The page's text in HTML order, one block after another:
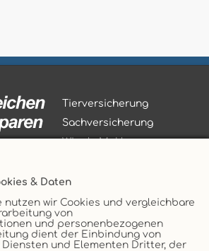
& Daten
nutzen wir Cookies und vergleichbare
von
und personenbezogenen
dient der Einbindung von
Diensten und Elementen Dritter, der
Tierversicherung
Sachversicherung
Wir als Makler